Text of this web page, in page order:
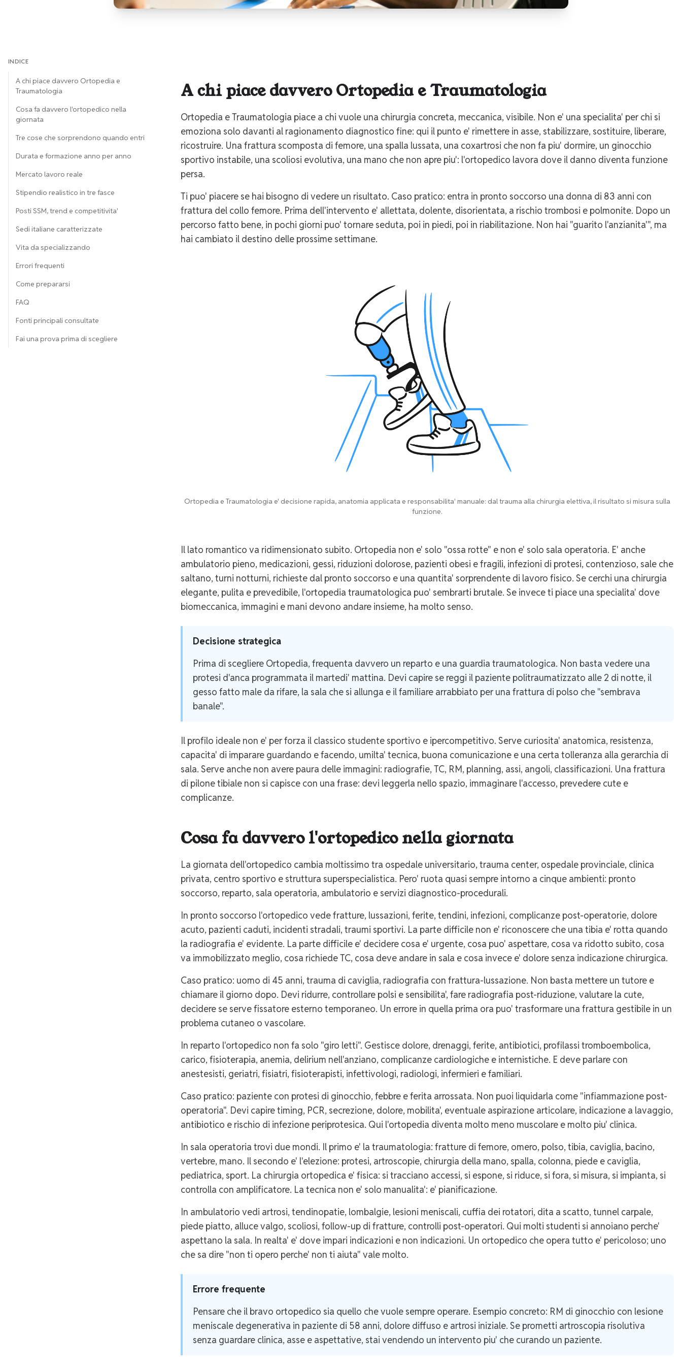
INDICE
A chi piace davvero Ortopedia e
Traumatologia
Cosa fa davvero l'ortopedico nella
giornata
Tre cose che sorprendono quando entri
Durata e formazione anno per anno
Mercato lavoro reale
Stipendio realistico in tre fasce
Posti SSM, trend e competitivita'
Sedi italiane caratterizzate
Vita da specializzando
Errori frequenti
Come prepararsi
FAQ
Fonti principali consultate
Fai una prova prima di scegliere
A chi piace davvero Ortopedia e Traumatologia
Ortopedia e Traumatologia piace a chi vuole una chirurgia concreta, meccanica, visibile. Non e' una specialita' per chi si
emoziona solo davanti al ragionamento diagnostico fine: qui il punto e' rimettere in asse, stabilizzare, sostituire, liberare,
ricostruire. Una frattura scomposta di femore, una spalla lussata, una coxartrosi che non fa piu' dormire, un ginocchio
sportivo instabile, una scoliosi evolutiva, una mano che non apre piu': l'ortopedico lavora dove il danno diventa funzione
persa.
Ti puo' piacere se hai bisogno di vedere un risultato. Caso pratico: entra in pronto soccorso una donna di 83 anni con
frattura del collo femore. Prima dell'intervento e' allettata, dolente, disorientata, a rischio trombosi e polmonite. Dopo un
percorso fatto bene, in pochi giorni puo' tornare seduta, poi in piedi, poi in riabilitazione. Non hai "guarito l'anzianita'", ma
hai cambiato il destino delle prossime settimane.
Ortopedia e Traumatologia e' decisione rapida, anatomia applicata e responsabilita' manuale: dal trauma alla chirurgia elettiva, il risultato si misura sulla
funzione.
Il lato romantico va ridimensionato subito. Ortopedia non e' solo "ossa rotte" e non e' solo sala operatoria. E' anche
ambulatorio pieno, medicazioni, gessi, riduzioni dolorose, pazienti obesi e fragili, infezioni di protesi, contenzioso, sale che
saltano, turni notturni, richieste dal pronto soccorso e una quantita' sorprendente di lavoro fisico. Se cerchi una chirurgia
elegante, pulita e prevedibile, l'ortopedia traumatologica puo' sembrarti brutale. Se invece ti piace una specialita' dove
biomeccanica, immagini e mani devono andare insieme, ha molto senso.
Decisione strategica
Prima di scegliere Ortopedia, frequenta davvero un reparto e una guardia traumatologica. Non basta vedere una
protesi d'anca programmata il martedi' mattina. Devi capire se reggi il paziente politraumatizzato alle 2 di notte, il
gesso fatto male da rifare, la sala che si allunga e il familiare arrabbiato per una frattura di polso che "sembrava
banale".
Il profilo ideale non e' per forza il classico studente sportivo e ipercompetitivo. Serve curiosita' anatomica, resistenza,
capacita' di imparare guardando e facendo, umilta' tecnica, buona comunicazione e una certa tolleranza alla gerarchia di
sala. Serve anche non avere paura delle immagini: radiografie, TC, RM, planning, assi, angoli, classificazioni. Una frattura
di pilone tibiale non si capisce con una frase: devi leggerla nello spazio, immaginare l'accesso, prevedere cute e
complicanze.
Cosa fa davvero l'ortopedico nella giornata
La giornata dell'ortopedico cambia moltissimo tra ospedale universitario, trauma center, ospedale provinciale, clinica
privata, centro sportivo e struttura superspecialistica. Pero' ruota quasi sempre intorno a cinque ambienti: pronto
soccorso, reparto, sala operatoria, ambulatorio e servizi diagnostico-procedurali.
In pronto soccorso l'ortopedico vede fratture, lussazioni, ferite, tendini, infezioni, complicanze post-operatorie, dolore
acuto, pazienti caduti, incidenti stradali, traumi sportivi. La parte difficile non e' riconoscere che una tibia e' rotta quando
la radiografia e' evidente. La parte difficile e' decidere cosa e' urgente, cosa puo' aspettare, cosa va ridotto subito, cosa
va immobilizzato meglio, cosa richiede TC, cosa deve andare in sala e cosa invece e' dolore senza indicazione chirurgica.
Caso pratico: uomo di 45 anni, trauma di caviglia, radiografia con frattura-lussazione. Non basta mettere un tutore e
chiamare il giorno dopo. Devi ridurre, controllare polsi e sensibilita', fare radiografia post-riduzione, valutare la cute,
decidere se serve fissatore esterno temporaneo. Un errore in quella prima ora puo' trasformare una frattura gestibile in un
problema cutaneo o vascolare.
In reparto l'ortopedico non fa solo "giro letti". Gestisce dolore, drenaggi, ferite, antibiotici, profilassi tromboembolica,
carico, fisioterapia, anemia, delirium nell'anziano, complicanze cardiologiche e internistiche. E deve parlare con
anestesisti, geriatri, fisiatri, fisioterapisti, infettivologi, radiologi, infermieri e familiari.
Caso pratico: paziente con protesi di ginocchio, febbre e ferita arrossata. Non puoi liquidarla come "infiammazione post-
operatoria". Devi capire timing, PCR, secrezione, dolore, mobilita', eventuale aspirazione articolare, indicazione a lavaggio,
antibiotico e rischio di infezione periprotesica. Qui l'ortopedia diventa molto meno muscolare e molto piu' clinica.
In sala operatoria trovi due mondi. Il primo e' la traumatologia: fratture di femore, omero, polso, tibia, caviglia, bacino,
vertebre, mano. Il secondo e' l'elezione: protesi, artroscopie, chirurgia della mano, spalla, colonna, piede e caviglia,
pediatrica, sport. La chirurgia ortopedica e' fisica: si tracciano accessi, si espone, si riduce, si fora, si misura, si impianta, si
controlla con amplificatore. La tecnica non e' solo manualita': e' pianificazione.
In ambulatorio vedi artrosi, tendinopatie, lombalgie, lesioni meniscali, cuffia dei rotatori, dita a scatto, tunnel carpale,
piede piatto, alluce valgo, scoliosi, follow-up di fratture, controlli post-operatori. Qui molti studenti si annoiano perche'
aspettano la sala. In realta' e' dove impari indicazioni e non indicazioni. Un ortopedico che opera tutto e' pericoloso; uno
che sa dire "non ti opero perche' non ti aiuta" vale molto.
Errore frequente
Pensare che il bravo ortopedico sia quello che vuole sempre operare. Esempio concreto: RM di ginocchio con lesione
meniscale degenerativa in paziente di 58 anni, dolore diffuso e artrosi iniziale. Se prometti artroscopia risolutiva
senza guardare clinica, asse e aspettative, stai vendendo un intervento piu' che curando un paziente.